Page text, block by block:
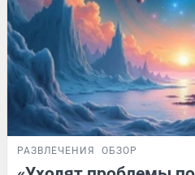
РАЗВЛЕЧЕНИЯ ОБЗОР